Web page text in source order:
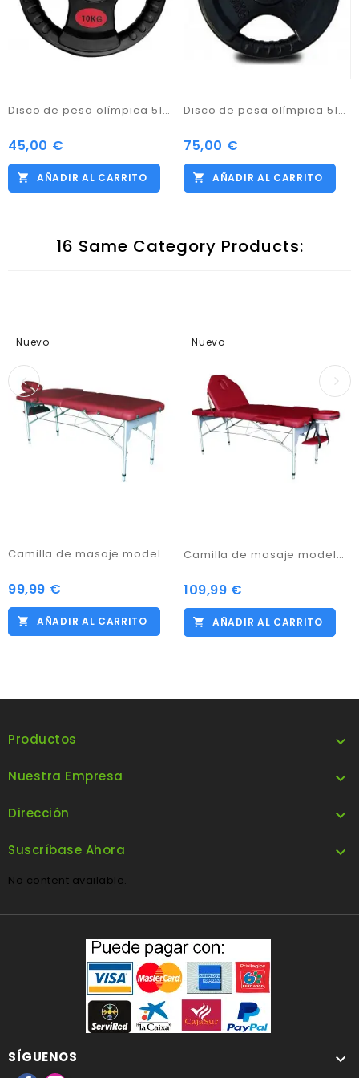
Disco de pesa olímpica 51mm 10.00kg hierro fundido con revestimiento de caucho
Precio
45,00 €
AÑADIR AL CARRITO
Disco de pesa olímpica 51mm 20.00KG hierro fundido con revestimiento de caucho
Precio
75,00 €
AÑADIR AL CARRITO
16 Same Category Products:
Nuevo
Camilla de masaje modelo VIP2211BUR
Precio
99,99 €
AÑADIR AL CARRITO
Nuevo
Camilla de masaje modelo VIP3481BS
Precio
109,99 €
AÑADIR AL CARRITO
Productos 
Nuestra Empresa 
Dirección 
Suscríbase Ahora 
No content available.
SÍGUENOS 